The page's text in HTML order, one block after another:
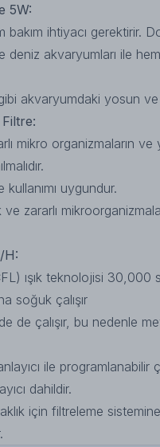
5W:
ihtiyacı gerektirir.
akvaryumları ile
yosun ve
organizmaların ve
uygundur.
H:
teknolojisi 30,000
soğuk çalışır
çalışır, bu nedenle
ile programlanabilir
dahildir.
için filtreleme sistemine